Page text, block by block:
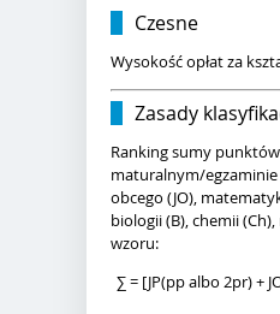
Czesne
Wysokość opłat za
Zasady
Ranking sumy
maturalnym/egzaminie
obcego (JO),
biologii (B), chemii
wzoru:
∑ = [JP(pp albo 2pr) +